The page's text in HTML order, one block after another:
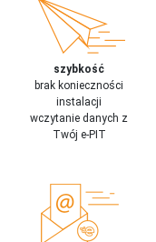
szybkość
brak konieczności
instalacji
wczytanie danych z
Twój e-PIT